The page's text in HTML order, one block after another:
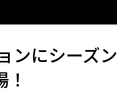
ンにシーズン